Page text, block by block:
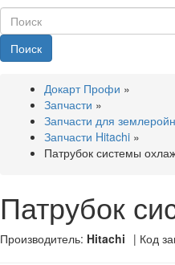
Поиск
Докарт Профи »
Запчасти »
Запчасти для
Запчасти Hitachi »
Патрубок системы
Патрубок
Производитель: Hitachi | Код